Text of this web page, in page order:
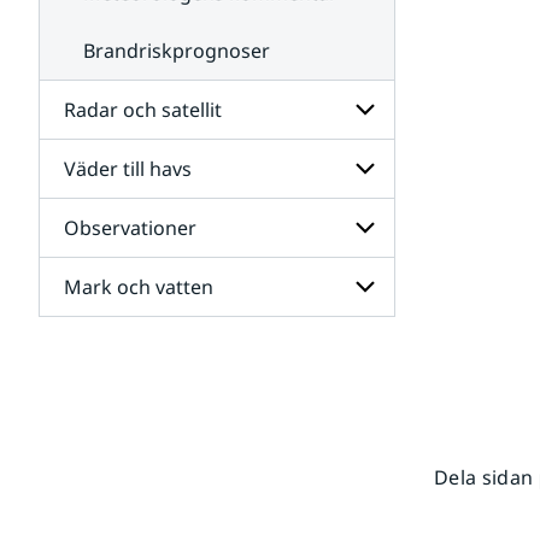
Brandriskprognoser
Radar och satellit
Undersidor
för
Radar
och
satellit
Väder till havs
Undersidor
för
Väder
till
havs
Observationer
Undersidor
för
Mark och vatten
Dela sidan